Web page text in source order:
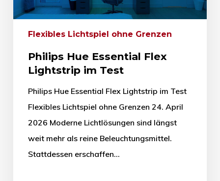
Flexibles Lichtspiel ohne Grenzen
Philips Hue Essential Flex
Lightstrip im Test
Philips Hue Essential Flex Lightstrip im Test
Flexibles Lichtspiel ohne Grenzen 24. April
2026 Moderne Lichtlösungen sind längst
weit mehr als reine Beleuchtungsmittel.
Stattdessen erschaffen…